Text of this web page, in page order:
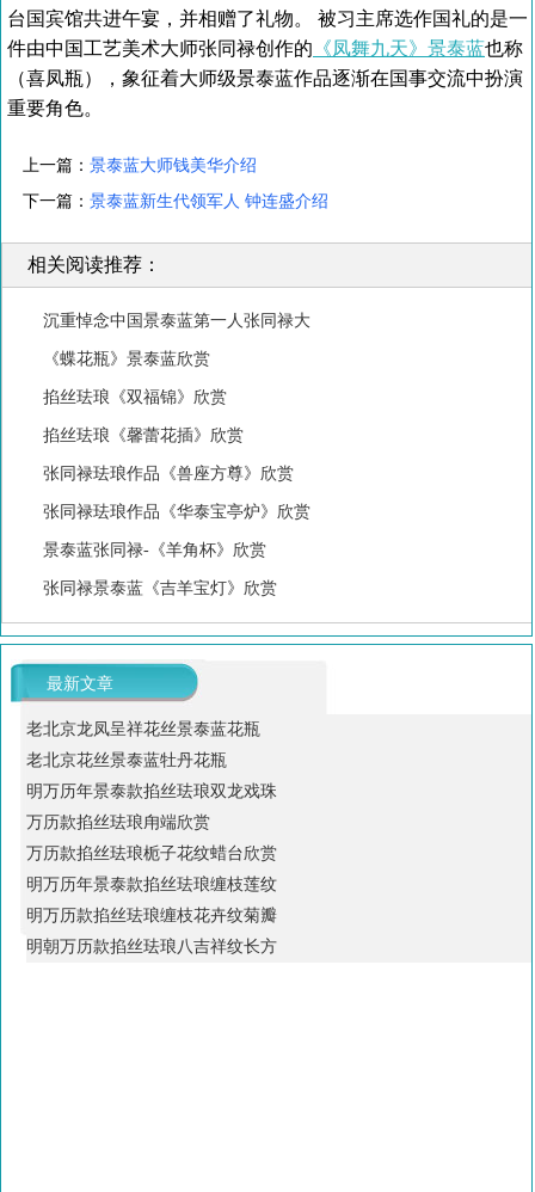
台国宾馆共进午宴，并相赠了礼物。 被习主席选作国礼的是一
件由中国工艺美术大师张同禄创作的 《凤舞九天》景泰蓝也称
（喜凤瓶），象征着大师级景泰蓝作品逐渐在国事交流中扮演
重要角色。
上一篇： 景泰蓝大师钱美华介绍
下一篇： 景泰蓝新生代领军人 钟连盛介绍
相关阅读推荐：
沉重悼念中国景泰蓝第一人张同禄大
《蝶花瓶》景泰蓝欣赏
掐丝珐琅《双福锦》欣赏
掐丝珐琅《馨蕾花插》欣赏
张同禄珐琅作品《兽座方尊》欣赏
张同禄珐琅作品《华泰宝亭炉》欣赏
景泰蓝张同禄-《羊角杯》欣赏
张同禄景泰蓝《吉羊宝灯》欣赏
最新文章
老北京龙凤呈祥花丝景泰蓝花瓶
老北京花丝景泰蓝牡丹花瓶
明万历年景泰款掐丝珐琅双龙戏珠
万历款掐丝珐琅甪端欣赏
万历款掐丝珐琅栀子花纹蜡台欣赏
明万历年景泰款掐丝珐琅缠枝莲纹
明万历款掐丝珐琅缠枝花卉纹菊瓣
明朝万历款掐丝珐琅八吉祥纹长方